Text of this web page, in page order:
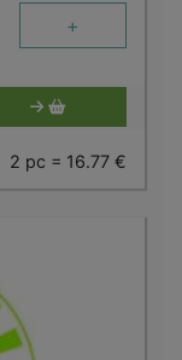
+
2 pc = 16.77 €